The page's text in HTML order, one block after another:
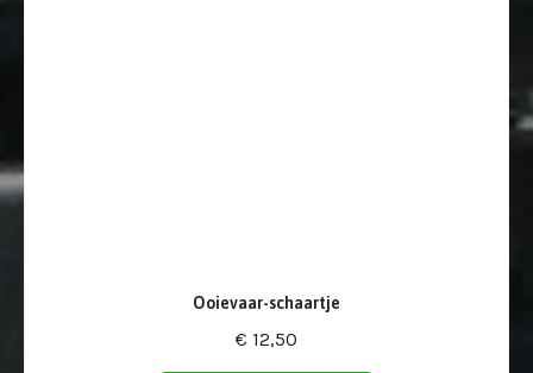
Ooievaar-schaartje
€ 12,50